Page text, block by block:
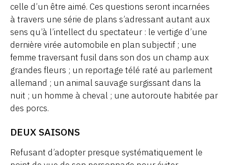
celle d’un être aimé. Ces questions seront incarnées
à travers une série de plans s’adressant autant aux
sens qu’à l’intellect du spectateur : le vertige d’une
dernière virée automobile en plan subjectif ; une
femme traversant fusil dans son dos un champ aux
grandes fleurs ; un reportage télé raté au parlement
allemand ; un animal sauvage surgissant dans la
nuit ; un homme à cheval ; une autoroute habitée par
des porcs.
DEUX SAISONS
Refusant d’adopter presque systématiquement le